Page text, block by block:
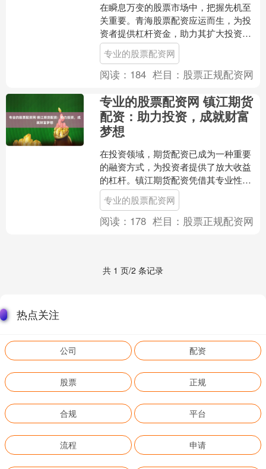
在瞬息万变的股票市场中，把握先机至
关重要。青海股票配资应运而生，为投
资者提供杠杆资金，助力其扩大投资规
模专业的股票配资网，提升收益潜力专
业的股票配资网。 1. ....
专业的股票配资网
阅读： 184 栏目： 股票正规配资网
专业的股票配资网 镇江期货
配资：助力投资，成就财富
梦想
在投资领域，期货配资已成为一种重要
的融资方式，为投资者提供了放大收益
的杠杆。镇江期货配资凭借其专业性、
安全性，成为众多投资者信赖的选择。
配资平台还提供专业的投....
专业的股票配资网
阅读： 178 栏目： 股票正规配资网
共 1 页/2 条记录
热点关注
公司 配资
股票 正规
合规 平台
流程 申请